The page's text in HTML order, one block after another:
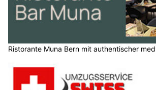
Ristorante Muna Bern mit authentischer